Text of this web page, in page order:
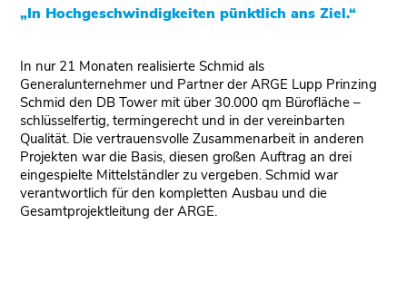
„In Hochgeschwindigkeiten pünktlich ans Ziel.“
In nur 21 Monaten realisierte Schmid als
Generalunternehmer und Partner der ARGE Lupp Prinzing
Schmid den DB Tower mit über 30.000 qm Bürofläche –
schlüsselfertig, termingerecht und in der vereinbarten
Qualität. Die vertrauensvolle Zusammenarbeit in anderen
Projekten war die Basis, diesen großen Auftrag an drei
eingespielte Mittelständler zu vergeben. Schmid war
verantwortlich für den kompletten Ausbau und die
Gesamtprojektleitung der ARGE.